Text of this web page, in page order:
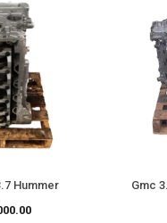
Hummer
Gmc